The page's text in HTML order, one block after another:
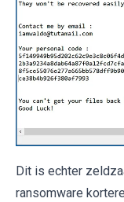
Dit is echter
ransomware